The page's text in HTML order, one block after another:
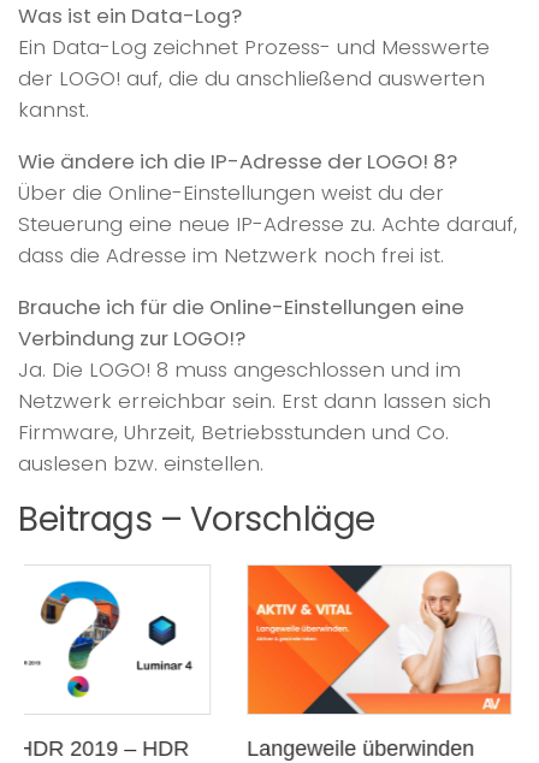
Was ist ein Data-Log?
Ein Data-Log zeichnet Prozess- und Messwerte
der LOGO! auf, die du anschließend auswerten
kannst.
Wie ändere ich die IP-Adresse der LOGO! 8?
Über die Online-Einstellungen weist du der
Steuerung eine neue IP-Adresse zu. Achte darauf,
dass die Adresse im Netzwerk noch frei ist.
Brauche ich für die Online-Einstellungen eine
Verbindung zur LOGO!?
Ja. Die LOGO! 8 muss angeschlossen und im
Netzwerk erreichbar sein. Erst dann lassen sich
Firmware, Uhrzeit, Betriebsstunden und Co.
auslesen bzw. einstellen.
Beitrags – Vorschläge
Langeweile überwinden
30 Tage ohne